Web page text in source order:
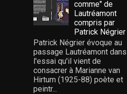
comme" de
Lautréamont
compris par
Patrick Négrier
Patrick Négrier évoque au
passage Lautréamont dans
l'essai qu'il vient de
consacrer à Marianne van
Hirtum (1925-88) poète et
peintr...